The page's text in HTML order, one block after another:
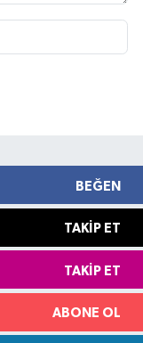
BEĞEN
TAKIP ET
TAKIP ET
ABONE OL